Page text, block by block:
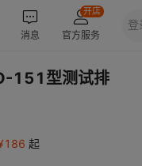
151型测试排
186 起